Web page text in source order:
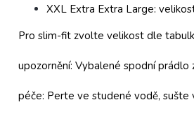
XXL Extra Extra Large:
Pro slim-fit zvolte velikost dle
upozornění: Vybalené spodní
péče: Perte ve studené vodě, sušte